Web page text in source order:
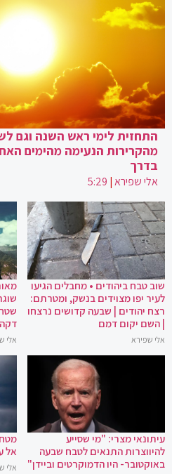
התחזית לימי ראש השנה וגם
מהקרירות הנעימה מהימים
בדרך
אלי שפירא|
5:29
שוב טבח ביהודים • מחבלים הגיעו
לעיר יפו מצוידים בנשק, ומטרתם:
רצח יהודים | שבעה קדושים נרצחו
| השם יקום דמם
אלי שפירא
דקה
אלי
עיתונאי מצרי: "מי שסייע
להיווצרות התנאים לטבח שבעה
באוקטובר- היו הדמוקרטים וביידן"
אל
אלי